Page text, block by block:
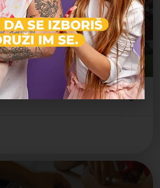
Vrtić
43, Beograd, Srbija